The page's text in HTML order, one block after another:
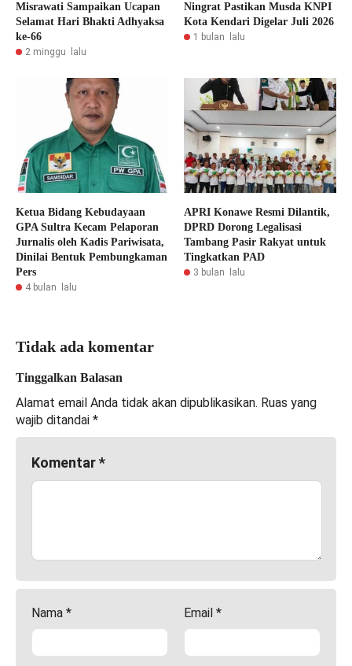
Misrawati Sampaikan Ucapan
Selamat Hari Bhakti Adhyaksa
ke-66
2 minggu lalu
Ningrat Pastikan Musda KNPI
Kota Kendari Digelar Juli 2026
1 bulan lalu
Ketua Bidang Kebudayaan
GPA Sultra Kecam Pelaporan
Jurnalis oleh Kadis Pariwisata,
Dinilai Bentuk Pembungkaman
Pers
4 bulan lalu
APRI Konawe Resmi Dilantik,
DPRD Dorong Legalisasi
Tambang Pasir Rakyat untuk
Tingkatkan PAD
3 bulan lalu
Tidak ada komentar
Tinggalkan Balasan
Alamat email Anda tidak akan dipublikasikan. Ruas yang
wajib ditandai *
Komentar*
Nama * Email *